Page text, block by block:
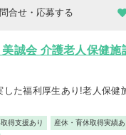
合せ・応募する
美誠会 介護老人保健施
した福利厚生あり!老人保健
得支援あり 産休・育休取得実績あ